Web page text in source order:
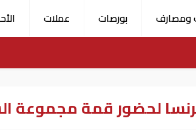
ومصارف بورصات عملات
لحضور قمة مجموعة